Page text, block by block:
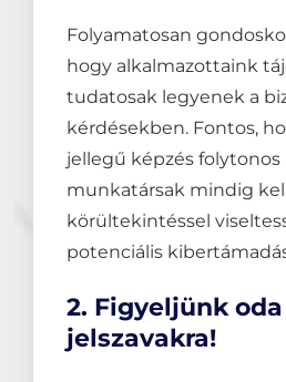
Folyamatosan
hogy alkalmazottaink
tudatosak legyenek a
kérdésekben. Fontos,
jellegű képzés folytonos
munkatársak mindig
körültekintéssel
potenciális
2. Figyeljünk oda
jelszavakra!